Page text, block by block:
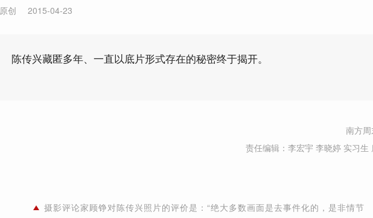
原创 2015-04-23
陈传兴藏匿多年、一直以底片形式存在的秘密终于揭开。
南方
责任编辑：李宏宇 李晓婷 实习生
摄影评论家顾铮对陈传兴照片的评价是：“绝大多数画面是去事件化的，是非情节